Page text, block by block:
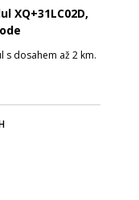
XQ+31LC02D,
s dosahem až 2 km.